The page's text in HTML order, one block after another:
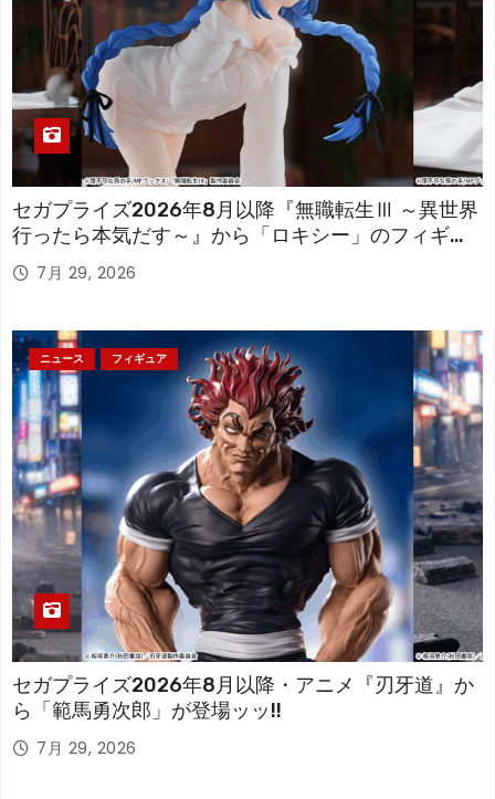
セガプライズ2026年8月以降『無職転生Ⅲ ～異世界
行ったら本気だす～』から「ロキシー」のフィギュ
アが登場！
7月 29, 2026
ニュース フィギュア
セガプライズ2026年8月以降・アニメ『刃牙道』か
ら「範馬勇次郎」が登場ッッ!!
7月 29, 2026